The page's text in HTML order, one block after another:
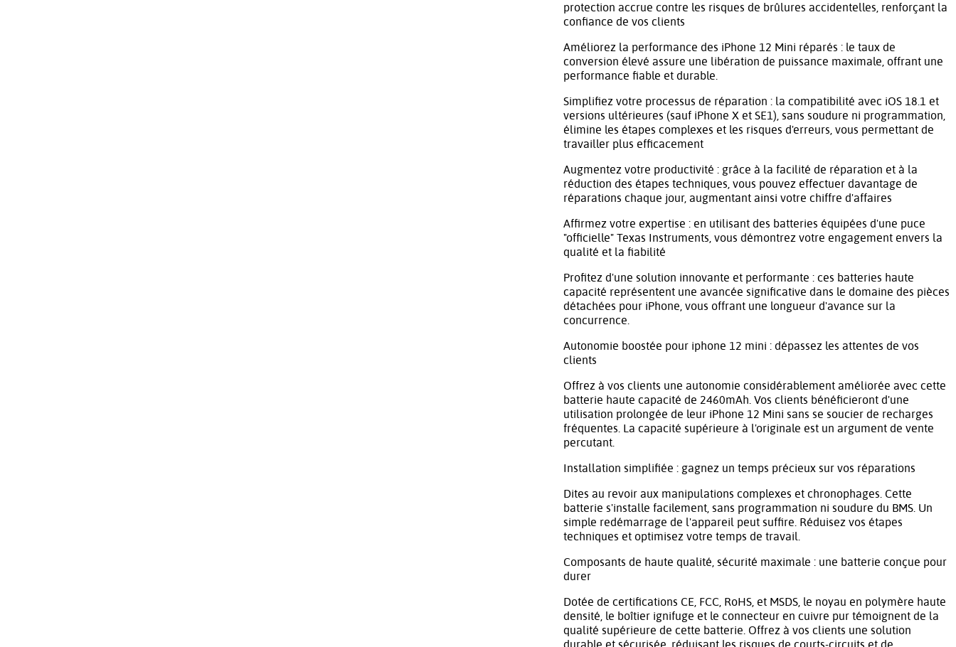
protection accrue contre les risques de brûlures accidentelles, renforçant la
confiance de vos clients
Améliorez la performance des iPhone 12 Mini réparés : le taux de
conversion élevé assure une libération de puissance maximale, offrant une
performance fiable et durable.
Simplifiez votre processus de réparation : la compatibilité avec iOS 18.1 et
versions ultérieures (sauf iPhone X et SE1), sans soudure ni programmation,
élimine les étapes complexes et les risques d'erreurs, vous permettant de
travailler plus efficacement
Augmentez votre productivité : grâce à la facilité de réparation et à la
réduction des étapes techniques, vous pouvez effectuer davantage de
réparations chaque jour, augmentant ainsi votre chiffre d'affaires
Affirmez votre expertise : en utilisant des batteries équipées d'une puce
"officielle" Texas Instruments, vous démontrez votre engagement envers la
qualité et la fiabilité
Profitez d'une solution innovante et performante : ces batteries haute
capacité représentent une avancée significative dans le domaine des pièces
détachées pour iPhone, vous offrant une longueur d'avance sur la
concurrence.
Autonomie boostée pour iphone 12 mini : dépassez les attentes de vos
clients
Offrez à vos clients une autonomie considérablement améliorée avec cette
batterie haute capacité de 2460mAh. Vos clients bénéficieront d'une
utilisation prolongée de leur iPhone 12 Mini sans se soucier de recharges
fréquentes. La capacité supérieure à l'originale est un argument de vente
percutant.
Installation simplifiée : gagnez un temps précieux sur vos réparations
Dites au revoir aux manipulations complexes et chronophages. Cette
batterie s'installe facilement, sans programmation ni soudure du BMS. Un
simple redémarrage de l'appareil peut suffire. Réduisez vos étapes
techniques et optimisez votre temps de travail.
Composants de haute qualité, sécurité maximale : une batterie conçue pour
durer
Dotée de certifications CE, FCC, RoHS, et MSDS, le noyau en polymère haute
densité, le boîtier ignifuge et le connecteur en cuivre pur témoignent de la
qualité supérieure de cette batterie. Offrez à vos clients une solution